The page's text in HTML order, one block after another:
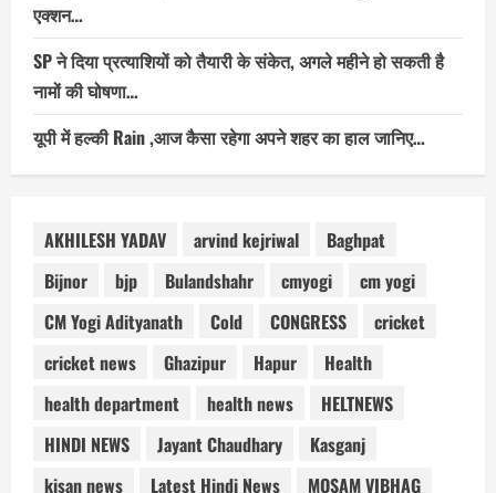
एक्शन…
SP ने दिया प्रत्याशियों को तैयारी के संकेत, अगले महीने हो सकती है
नामों की घोषणा…
यूपी में हल्की Rain ,आज कैसा रहेगा अपने शहर का हाल जानिए…
AKHILESH YADAV arvind kejriwal
Baghpat
Bijnor
bjp Bulandshahr cmyogi
cm yogi
CM Yogi Adityanath
Cold CONGRESS
cricket
cricket news
Ghazipur Hapur
Health
health department
health news
HELTNEWS
HINDI NEWS
Jayant Chaudhary
Kasganj
kisan news
Latest Hindi News
MOSAM VIBHAG